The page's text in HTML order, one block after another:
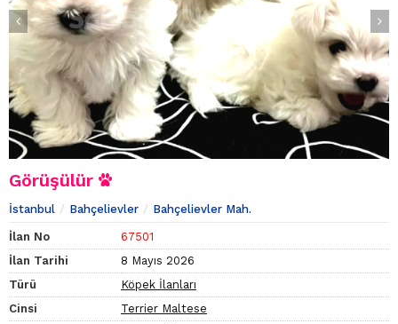
Görüşülür
İstanbul Bahçelievler Bahçelievler Mah.
İlan No
67501
İlan Tarihi
8 Mayıs 2026
Türü
Köpek İlanları
Cinsi
Terrier Maltese